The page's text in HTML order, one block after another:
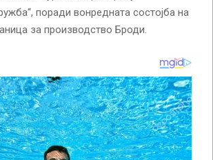
поради вонредната состојба на
за производство Броди.